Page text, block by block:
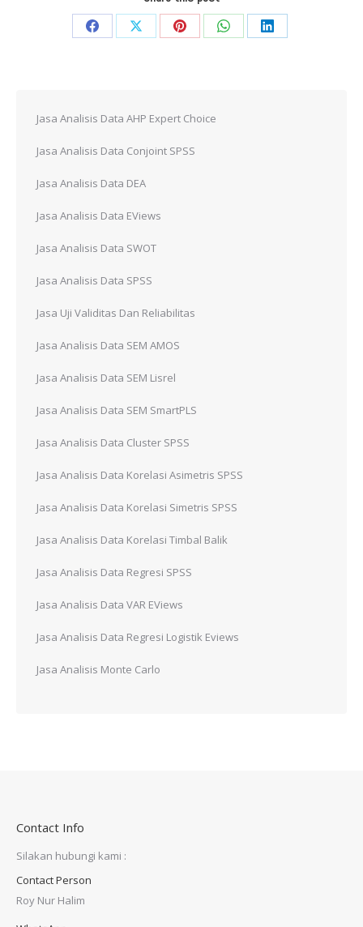
Share
Share
Share
Share
Share
Jasa Analisis Data AHP Expert Choice
Jasa Analisis Data Conjoint SPSS
Jasa Analisis Data DEA
Jasa Analisis Data EViews
Jasa Analisis Data SWOT
Jasa Analisis Data SPSS
Jasa Uji Validitas Dan Reliabilitas
Jasa Analisis Data SEM AMOS
Jasa Analisis Data SEM Lisrel
Jasa Analisis Data SEM SmartPLS
Jasa Analisis Data Cluster SPSS
Jasa Analisis Data Korelasi Asimetris SPSS
Jasa Analisis Data Korelasi Simetris SPSS
Jasa Analisis Data Korelasi Timbal Balik
Jasa Analisis Data Regresi SPSS
Jasa Analisis Data VAR EViews
Jasa Analisis Data Regresi Logistik Eviews
Jasa Analisis Monte Carlo
Contact Info
Silakan hubungi kami :
Contact Person
Roy Nur Halim